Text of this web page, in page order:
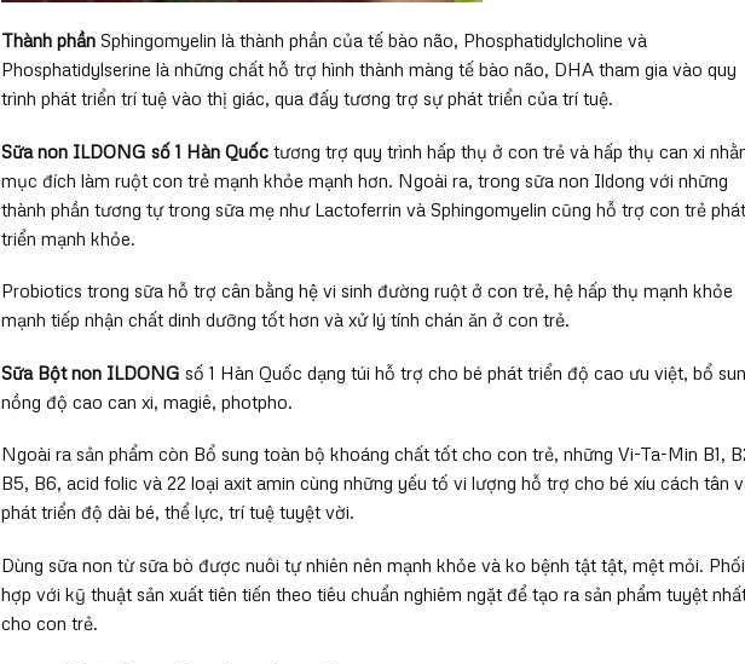
Thành phầnSphingomyelin là thành phần của tế bào não, Phosphatidylcholine và
Phosphatidylserine là những chất hỗ trợ hình thành màng tế bào não, DHA tham gia vào quy
trình phát triển trí tuệ vào thị giác, qua đấy tương trợ sự phát triển của trí tuệ.
Sữa non ILDONG số 1 Hàn Quốctương trợ quy trình hấp thụ ở con trẻ và hấp thụ can xi
mục đích làm ruột con trẻ mạnh khỏe mạnh hơn. Ngoài ra, trong sữa non Ildong với những
thành phần tương tự trong sữa mẹ như Lactoferrin và Sphingomyelin cũng hỗ trợ con trẻ phát
triển mạnh khỏe.
Probiotics trong sữa hỗ trợ cân bằng hệ vi sinh đường ruột ở con trẻ, hệ hấp thụ mạnh khỏe
mạnh tiếp nhận chất dinh dưỡng tốt hơn và xử lý tính chán ăn ở con trẻ.
Sữa Bột non ILDONG số 1 Hàn Quốc dạng túi hỗ trợ cho bé phát triển độ cao ưu việt, bổ
nồng độ cao can xi, magiê, photpho.
Ngoài ra sản phẩm còn Bổ sung toàn bộ khoáng chất tốt cho con trẻ, những Vi-Ta-Min B1,
B5, B6, acid folic và 22 loại axit amin cùng những yếu tố vi lượng hỗ trợ cho bé xíu cách tân
phát triển độ dài bé, thể lực, trí tuệ tuyệt vời.
Dùng sữa non từ sữa bò được nuôi tự nhiên nên mạnh khỏe và ko bệnh tật tật, mệt mỏi. Phối
hợp với kỹ thuật sản xuất tiên tiến theo tiêu chuẩn nghiêm ngặt để tạo ra sản phẩm tuyệt
cho con trẻ.